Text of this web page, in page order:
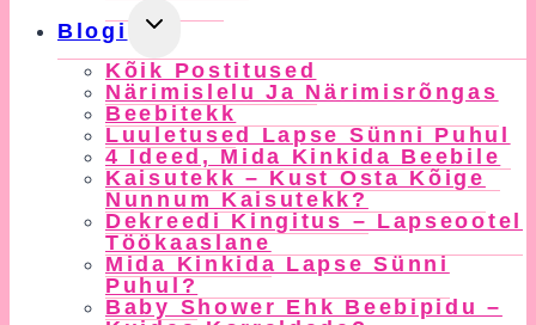
Blogi
Toggle
Menu
Kõik Postitused
Närimislelu Ja Närimisrõngas
Beebitekk
Luuletused Lapse Sünni Puhul
4 Ideed, Mida Kinkida Beebile
Kaisutekk – Kust Osta Kõige
Nunnum Kaisutekk?
Dekreedi Kingitus – Lapseootel
Töökaaslane
Mida Kinkida Lapse Sünni
Puhul?
Baby Shower Ehk Beebipidu –